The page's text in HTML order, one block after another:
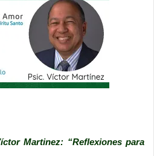
Martinez: “Reflexiones para